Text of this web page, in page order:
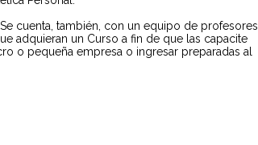
cuenta, también, con un equipo de profesores
adquieran un Curso a fin de que las capacite
o pequeña empresa o ingresar preparadas al